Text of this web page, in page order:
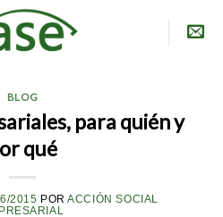
BLOG
para quién y
qué
2015 PORACCIÓN SOCIAL